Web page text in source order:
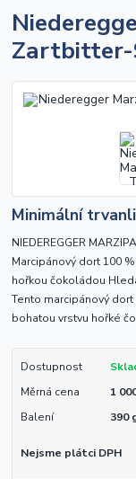
Zartbitter-
Minimální
NIEDEREGGER
Marcipánový dort 100 %
hořkou čokoládou
Tento marcipánový
bohatou vrstvu hořké
Dostupnost
Měrná cena
1
Balení
390
Nejsme plátci DPH